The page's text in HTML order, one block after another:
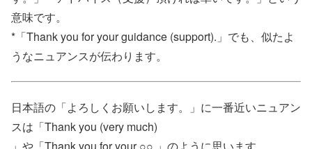
意味です。
*「Thank you for your guidance (support).」でも、似たよ
うなニュアンスが伝わります。
日本語の「よろしくお願いします。」に一番近いニュアン
スは「Thank you (very much)